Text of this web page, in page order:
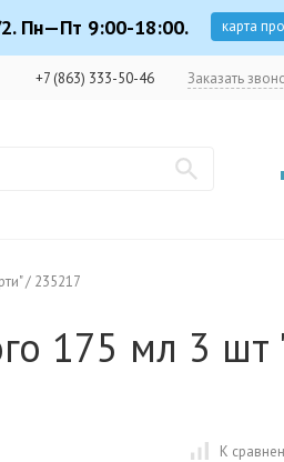
Пн—Пт 9:00-18:00. карта
+7 (863) 333-50-46 Заказать
/ 235217
175 мл 3 шт
К